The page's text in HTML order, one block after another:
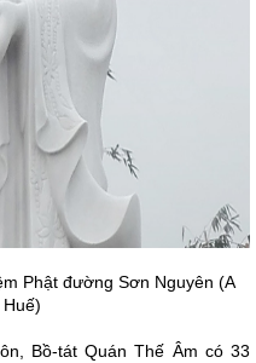
Phật đường Sơn Nguyên (A
Bồ-tát Quán Thế Âm có 33